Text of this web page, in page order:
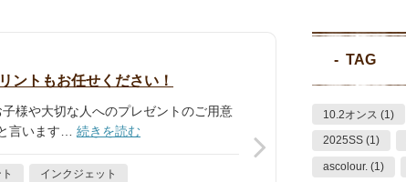
ントもお任せください！
様や大切な人へのプレゼントのご用意
言います… 続きを読む
インクジェット
TAG
10.2オンス (1)
2025SS (1)
ascolour. (1)